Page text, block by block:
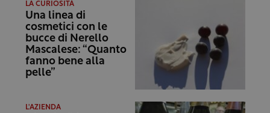
LA CURIOSITÀ
Una linea di
cosmetici con le
bucce di Nerello
Mascalese: “Quanto
fanno bene alla
pelle”
L'AZIENDA